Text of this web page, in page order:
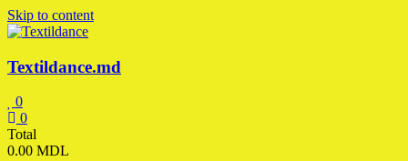
Skip to content
Textildance.md
0
0
Total
0.00 MDL